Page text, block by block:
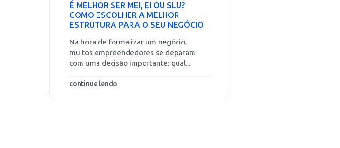
É MELHOR SER MEI, EI OU SLU?
COMO ESCOLHER A MELHOR
ESTRUTURA PARA O SEU NEGÓCIO
Na hora de formalizar um negócio,
muitos empreendedores se deparam
com uma decisão importante: qual...
continue lendo